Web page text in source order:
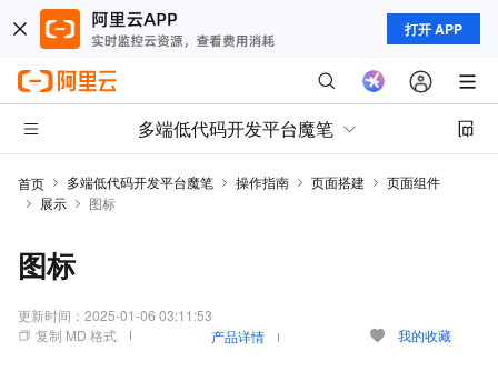
打开 APP
多端低代码开发平台魔笔
首页 多端低代码开发平台魔笔 操作指南 页面搭建
页面组件
展示
图标
图标
更新时间： 2025-01-06 03:11:53
复制 MD 格式
产品详情 我的收藏